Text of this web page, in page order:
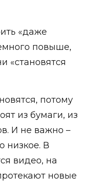
«даже
повыше,
«становятся
потому
из бумаги, из
И не важно –
низкое. В
видео, на
новые